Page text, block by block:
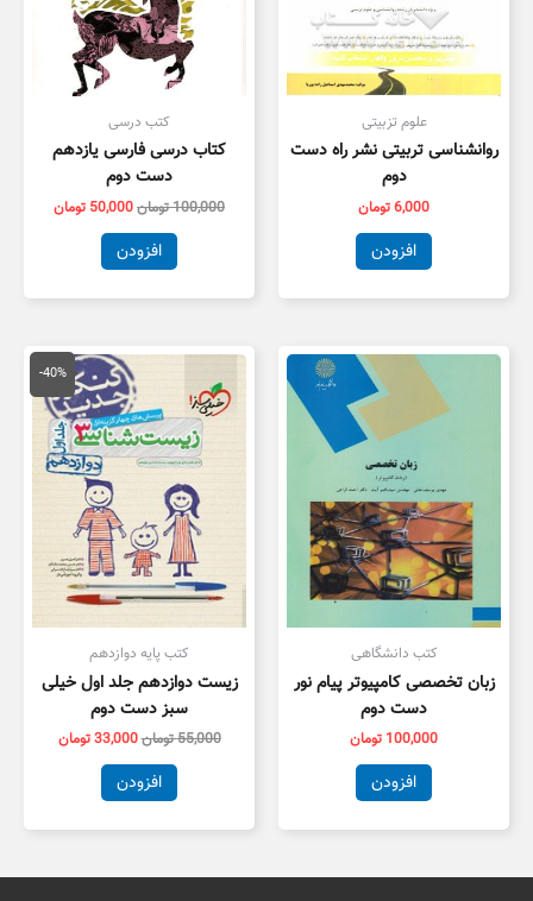
علوم تزبیتی
روانشناسی تربیتی نشر راه دست
دوم
6,000تومان
افزودن
کتب درسی
کتاب درسی فارسی یازدهم
دست دوم
100,000تومان50,000 تومان
افزودن
کتب دانشگاهی
زبان تخصصی کامپیوتر پیام نور
دست دوم
100,000 تومان
افزودن
-40%
کتب پایه دوازدهم
زیست دوازدهم جلد اول خیلی
سبز دست دوم
55,000تومان
قیمت
اصلی
55,000 تومان
بود.
33,000تومان
قیمت
فعلی
است.
افزودن